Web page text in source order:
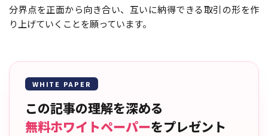
分界点を正面から向き合い、互いに納得できる取引の形を作
り上げていくことを願っています。
WHITE PAPER
この記事の理解を深める
無料ホワイトペーパーをプレゼント